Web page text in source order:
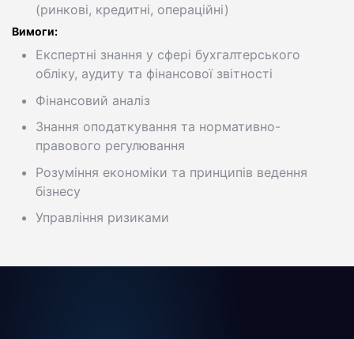
(ринкові, кредитні, операційні)
Вимоги:
Експертні знання у сфері бухгалтерського
обліку, аудиту та фінансової звітності
Фінансовий аналіз
Знання оподаткування та нормативно-
правового регулювання
Розуміння економіки та принципів ведення
бізнесу
Управління ризиками